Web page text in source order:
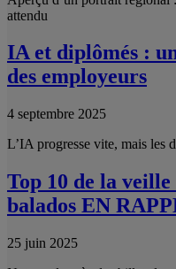
attendu
IA et diplômés :
des employeurs
4 septembre 2025
L’IA progresse vite, mais les
Top 10 de la
balados EN
25 juin 2025